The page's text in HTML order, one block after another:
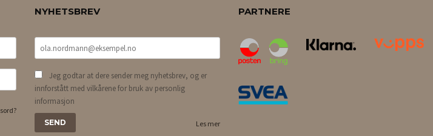
NYHETSBREV
Jeg godtar at dere sender meg nyhetsbrev, og er
innforstått med vilkårene for bruk av personlig
informasjon
Les mer
PARTNERE